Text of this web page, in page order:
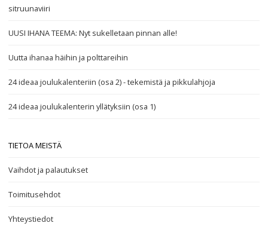
sitruunaviiri
UUSI IHANA TEEMA: Nyt sukelletaan pinnan alle!
Uutta ihanaa häihin ja polttareihin
24 ideaa joulukalenteriin (osa 2) - tekemistä ja pikkulahjoja
24 ideaa joulukalenterin yllätyksiin (osa 1)
TIETOA MEISTÄ
Vaihdot ja palautukset
Toimitusehdot
Yhteystiedot